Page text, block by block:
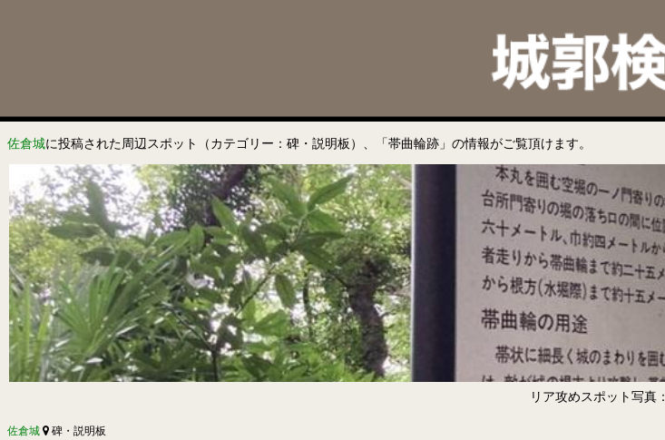
佐倉城に投稿された周辺スポット（カテゴリー：碑・説明板）、「帯曲輪跡」の情報がご覧頂けます。
リア攻めスポット写真：
佐倉城 碑・説明板